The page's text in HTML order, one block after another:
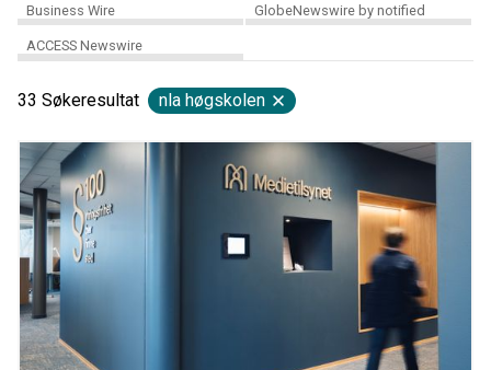
Business Wire GlobeNewswire by notified
ACCESS Newswire
33 Søkeresultat nla høgskolen